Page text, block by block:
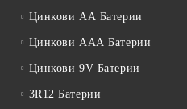
Цинкови АА Батерии
Цинкови ААА Батерии
Цинкови 9V Батерии
3R12 Батерии